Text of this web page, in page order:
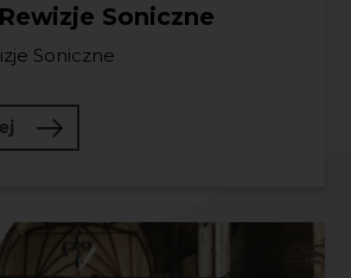
Soniczne
Soniczne
o Bałtyckie Rewizje Soniczne